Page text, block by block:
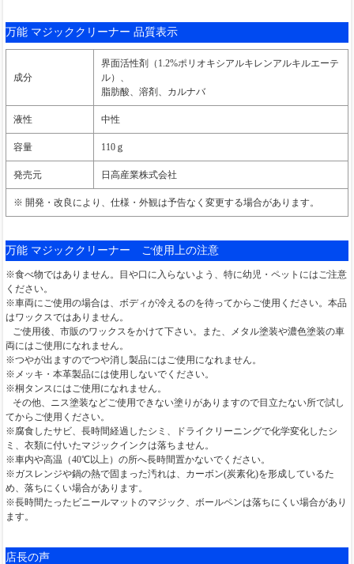
万能 マジッククリーナー 品質表示
成分
界面活性剤（1.2%ポリオキシアルキレンアルキルエーテ
ル）、
脂肪酸、溶剤、カルナバ
液性 中性
容量 110ｇ
発売元 日高産業株式会社
※ 開発・改良により、仕様・外観は予告なく変更する場合があります。
万能 マジッククリーナー ご使用上の注意
※食べ物ではありません。目や口に入らないよう、特に幼児・ペットにはご注意
ください。
※車両にご使用の場合は、ボディが冷えるのを待ってからご使用ください。本品
はワックスではありません。
ご使用後、市販のワックスをかけて下さい。また、メタル塗装や濃色塗装の車
両にはご使用になれません。
※つやが出ますのでつや消し製品にはご使用になれません。
※メッキ・本革製品には使用しないでください。
※桐タンスにはご使用になれません。
その他、ニス塗装などご使用できない塗りがありますので目立たない所で試し
てからご使用ください。
※腐食したサビ、長時間経過したシミ、ドライクリーニングで化学変化したシ
ミ、衣類に付いたマジックインクは落ちません。
※車内や高温（40℃以上）の所へ長時間置かないでください。
※ガスレンジや鍋の熱で固まった汚れは、カーボン(炭素化)を形成しているた
め、落ちにくい場合があります。
※長時間たったビニールマットのマジック、ボールペンは落ちにくい場合があり
ます。
店長の声